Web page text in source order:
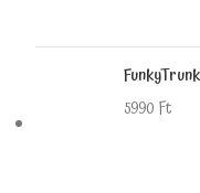
5990 Ft